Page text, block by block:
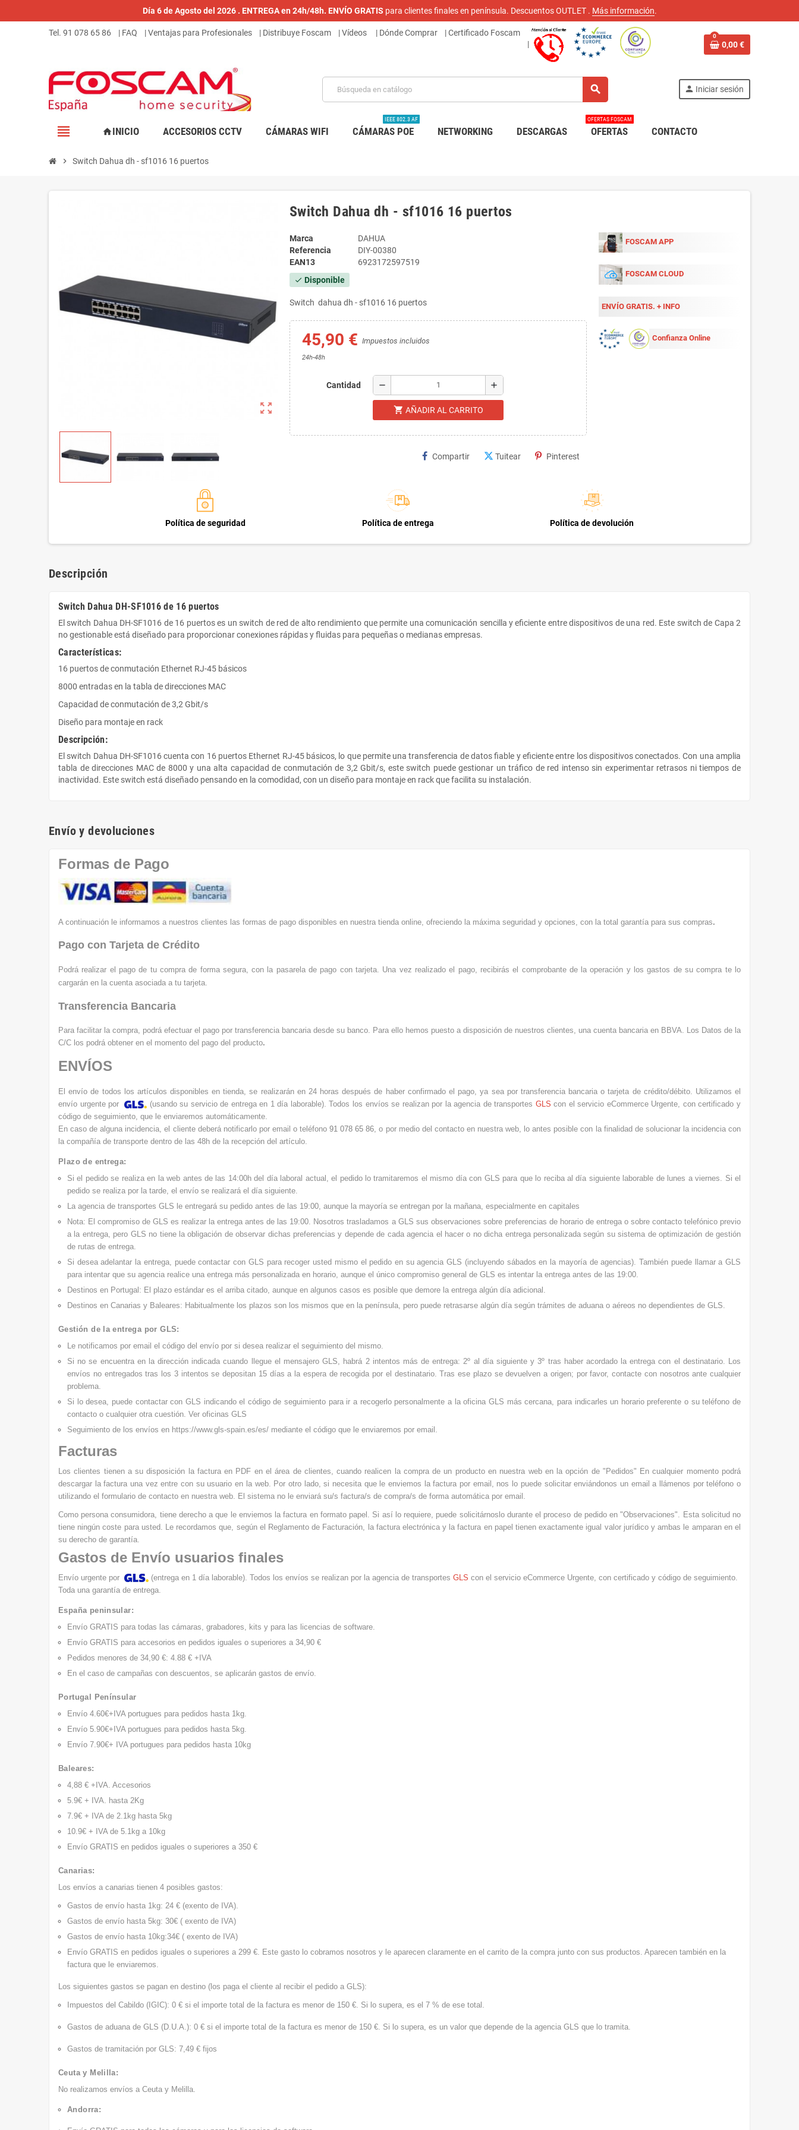
Día 6 de Agosto del 2026 . ENTREGA en 24h/48h. ENVÍO GRATIS para clientes finales en península. Descuentos OUTLET . Más información.
Tel. 91 078 65 86 | FAQ | Ventajas para Profesionales | Distribuye Foscam |Vídeos | Dónde Comprar |Certificado Foscam
|
0
0,00 €
search person Iniciar sesión
view_headline homeINICIO ACCESORIOS CCTV CÁMARAS WIFI CÁMARAS POE
IEEE 802.3 AF
NETWORKING DESCARGAS OFERTAS
OFERTAS FOSCAM
CONTACTO
chevron_right Switch Dahua dh - sf1016 16 puertos
zoom_out_map
Switch Dahua dh - sf1016 16 puertos
Marca
DAHUA
Referencia
DIY-00380
EAN13
6923172597519
check Disponible
Switch dahua dh - sf1016 16 puertos
45,90 € Impuestos incluidos
24h-48h
Cantidad remove add
shopping_cart AÑADIR AL CARRITO
Compartir Tuitear Pinterest
FOSCAM APP
FOSCAM CLOUD
ENVÍO GRATIS. + INFO
Confianza Online
Política de seguridad Política de entrega Política de devolución
Descripción
Switch Dahua DH-SF1016 de 16 puertos
El switch Dahua DH-SF1016 de 16 puertos es un switch de red de alto rendimiento que permite una comunicación sencilla y eficiente entre dispositivos de una red. Este switch de Capa 2
no gestionable está diseñado para proporcionar conexiones rápidas y fluidas para pequeñas o medianas empresas.
Características:
16 puertos de conmutación Ethernet RJ-45 básicos
8000 entradas en la tabla de direcciones MAC
Capacidad de conmutación de 3,2 Gbit/s
Diseño para montaje en rack
Descripción:
El switch Dahua DH-SF1016 cuenta con 16 puertos Ethernet RJ-45 básicos, lo que permite una transferencia de datos fiable y eficiente entre los dispositivos conectados. Con una amplia
tabla de direcciones MAC de 8000 y una alta capacidad de conmutación de 3,2 Gbit/s, este switch puede gestionar un tráfico de red intenso sin experimentar retrasos ni tiempos de
inactividad. Este switch está diseñado pensando en la comodidad, con un diseño para montaje en rack que facilita su instalación.
Envío y devoluciones
Formas de Pago
A continuación le informamos a nuestros clientes las formas de pago disponibles en nuestra tienda online, ofreciendo la máxima seguridad y opciones, con la total garantía para sus compras.
Pago con Tarjeta de Crédito
Podrá realizar el pago de tu compra de forma segura, con la pasarela de pago con tarjeta. Una vez realizado el pago, recibirás el comprobante de la operación y los gastos de su compra te lo
cargarán en la cuenta asociada a tu tarjeta.
Transferencia Bancaria
Para facilitar la compra, podrá efectuar el pago por transferencia bancaria desde su banco. Para ello hemos puesto a disposición de nuestros clientes, una cuenta bancaria en BBVA. Los Datos de la
C/C los podrá obtener en el momento del pago del producto.
ENVÍOS
El envío de todos los artículos disponibles en tienda, se realizarán en 24 horas después de haber confirmado el pago, ya sea por transferencia bancaria o tarjeta de crédito/débito. Utilizamos el
envío urgente por (usando su servicio de entrega en 1 día laborable). Todos los envíos se realizan por la agencia de transportes GLS con el servicio eCommerce Urgente, con certificado y
código de seguimiento, que le enviaremos automáticamente.
En caso de alguna incidencia, el cliente deberá notificarlo por email o teléfono91 078 65 86 , o por medio del contacto en nuestra web,
lo antes posible con la finalidad de solucionar la incidencia con
la compañía de transporte dentro de las 48h de la recepción del artículo.
Plazo de entrega:
Si el pedido se realiza en la web antes de las 14:00h del día laboral actual, el pedido lo tramitaremos el mismo día con GLS para que lo reciba al día siguiente laborable de lunes a viernes. Si el
pedido se realiza por la tarde, el envío se realizará el día siguiente.
La agencia de transportes GLS le entregará su pedido antes de las 19:00, aunque la mayoría se entregan por la mañana, especialmente en capitales
Nota: El compromiso de GLS es realizar la entrega antes de las 19:00. Nosotros trasladamos a GLS sus observaciones sobre preferencias de horario de entrega o sobre contacto telefónico previo
a la entrega, pero GLS no tiene la obligación de observar dichas preferencias y depende de cada agencia el hacer o no dicha entrega personalizada según su sistema de optimización de gestión
de rutas de entrega.
Si desea adelantar la entrega, puede contactar con GLS para recoger usted mismo el pedido en su agencia GLS (incluyendo sábados en la mayoría de agencias). También puede llamar a GLS
para intentar que su agencia realice una entrega más personalizada en horario, aunque el único compromiso general de GLS es intentar la entrega antes de las 19:00.
Destinos en Portugal: El plazo estándar es el arriba citado, aunque en algunos casos es posible que demore la entrega algún día adicional.
Destinos en Canarias y Baleares: Habitualmente los plazos son los mismos que en la península, pero puede retrasarse algún día según trámites de aduana o aéreos no dependientes de GLS.
Gestión de la entrega por GLS:
Le notificamos por email el código del envío por si desea realizar el seguimiento del mismo.
Si no se encuentra en la dirección indicada cuando llegue el mensajero GLS, habrá 2 intentos más de entrega: 2º al día siguiente y 3º tras haber acordado la entrega con el destinatario. Los
envíos no entregados tras los 3 intentos se depositan 15 días a la espera de recogida por el destinatario. Tras ese plazo se devuelven a origen; por favor, contacte con nosotros ante cualquier
problema.
Si lo desea, puede contactar con GLS indicando el código de seguimiento para ir a recogerlo personalmente a la oficina GLS más cercana, para indicarles un horario preferente o su teléfono de
contacto o cualquier otra cuestión. Ver oficinas GLS
Seguimiento de los envíos en https://www.gls-spain.es/es/ mediante el código que le enviaremos por email.
Facturas
Los clientes tienen a su disposición la factura en PDF en el área de clientes, cuando realicen la compra de un producto en nuestra web en la opción de "Pedidos" En cualquier momento podrá
descargar la factura una vez entre con su usuario en la web. Por otro lado, si necesita que le enviemos la factura por email, nos lo puede solicitar enviándonos un email a llámenos por teléfono o
utilizando el formulario de contacto en nuestra web. El sistema no le enviará su/s factura/s de compra/s de forma automática por email.
Como persona consumidora, tiene derecho a que le enviemos la factura en formato papel. Si así lo requiere, puede solicitárnoslo durante el proceso de pedido en "Observaciones". Esta solicitud no
tiene ningún coste para usted. Le recordamos que, según el Reglamento de Facturación, la factura electrónica y la factura en papel tienen exactamente igual valor jurídico y ambas le amparan en el
su derecho de garantía.
Gastos de Envío usuarios finales
Envío urgente por (entrega en 1 día laborable). Todos los envíos se realizan por la agencia de transportes GLS con el servicio eCommerce Urgente, con certificado y código de seguimiento.
Toda una garantía de entrega.
España peninsular:
Envío GRATIS para todas las cámaras, grabadores, kits y para las licencias de software.
Envío GRATIS para accesorios en pedidos iguales o superiores a 34,90 €
Pedidos menores de 34,90 €: 4.88 € +IVA
En el caso de campañas con descuentos, se aplicarán gastos de envío.
Portugal Penínsular
Envío 4.60€+IVA portugues para pedidos hasta 1kg
Envío 5.90€+IVA portugues para pedidos hasta 5kg
Envío 7.90€+ IVA portugues para pedidos hasta 10kg
Baleares:
4,88 € +IVA. Accesorios
5.9€ + IVA. hasta 2Kg
7.9€ + IVA de 2.1kg hasta 5kg
10.9€ + IVA de 5.1kg a 10kg
Envío GRATIS en pedidos iguales o superiores a 350 €
Canarias:
Los envíos a canarias tienen 4 posibles gastos:
Gastos de envío hasta 1kg: 24 € (exento de IVA).
Gastos de envío hasta 5kg: 30€ ( exento de IVA)
Gastos de envío hasta 10kg:34€ ( exento de IVA)
Envío GRATIS en pedidos iguales o superiores a 299 €. Este gasto lo cobramos nosotros y le aparecen claramente en el carrito de la compra junto con sus productos. Aparecen también en la
factura que le enviaremos.
Los siguientes gastos se pagan en destino (los paga el cliente al recibir el pedido a GLS):
Impuestos del Cabildo (IGIC): 0 € si el importe total de la factura es menor de 150 €. Si lo supera, es el 7 % de ese total.
Gastos de aduana de GLS (D.U.A.): 0 € si el importe total de la factura es menor de 150 €. Si lo supera, es un valor que depende de la agencia GLS que lo tramita.
Gastos de tramitación por GLS: 7,49 € fijos
Ceuta y Melilla:
No realizamos envíos a Ceuta y Melilla.
Andorra: